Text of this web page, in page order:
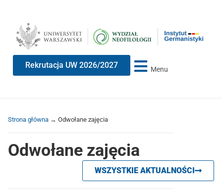
nawigacji
Rekrutacja UW 2026/2027 Menu
Strona główna → Odwołane zajęcia
Odwołane zajęcia
WSZYSTKIE AKTUALNOŚCI